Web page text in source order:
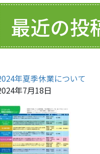
最近の投
年夏季休業について
年7月18日